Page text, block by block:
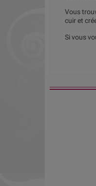
Vous
cuir et
Si vous